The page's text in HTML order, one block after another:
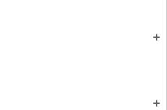
add
add